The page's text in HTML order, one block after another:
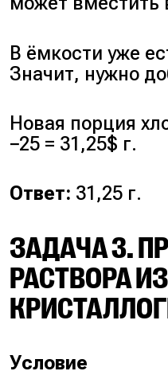
В ёмкости уже
Значит, нужно
Новая порция
−25 = 31,25$ г.
Ответ: 31,25 г.
ЗАДАЧА 3.
РАСТВОРА ИЗ
Условие